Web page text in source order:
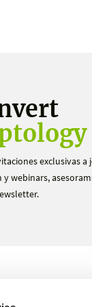
exclusivas a
webinars,